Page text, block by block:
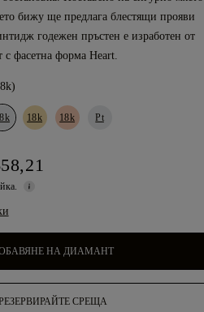
бижу ще предлага блестящи прояви
годежен пръстен е изработен от
с фасетна форма Heart.
18k 18k Pt
НА ДИАМАНТ
СРЕЩА